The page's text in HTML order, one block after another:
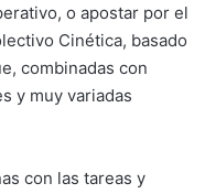
o apostar por el
Cinética, basado
combinadas con
y muy variadas
con las tareas y